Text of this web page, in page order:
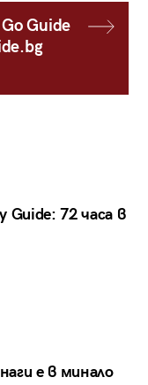
Guide
Guide: 72 часа в
е в минало